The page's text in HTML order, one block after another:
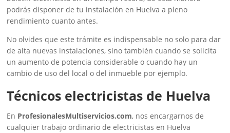
podrás disponer de tu instalación en Huelva a pleno
rendimiento cuanto antes.
No olvides que este trámite es indispensable no solo para dar
de alta nuevas instalaciones, sino también cuando se solicita
un aumento de potencia considerable o cuando hay un
cambio de uso del local o del inmueble por ejemplo.
Técnicos electricistas de Huelva
En ProfesionalesMultiservicios.com, nos encargarnos de
cualquier trabajo ordinario de electricistas en Huelva